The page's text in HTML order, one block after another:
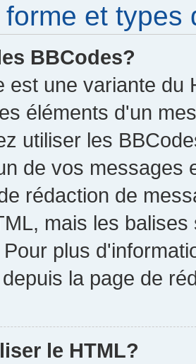
forme et types
BBCodes?
est une variante du
éléments d'un
utiliser les
de vos messages
rédaction de
mais les
plus
la page de
le HTML?